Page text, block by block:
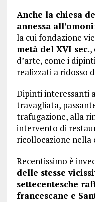
Anche la chiesa
annessa
la cui fondazione
metà del XVI sec.,
d’arte, come i
realizzati a ridosso
Dipinti interessanti
travagliata,
trafugazione, alla
intervento di
ricollocazione nella
Recentissimo è
delle stesse
settecentesche
francescane e